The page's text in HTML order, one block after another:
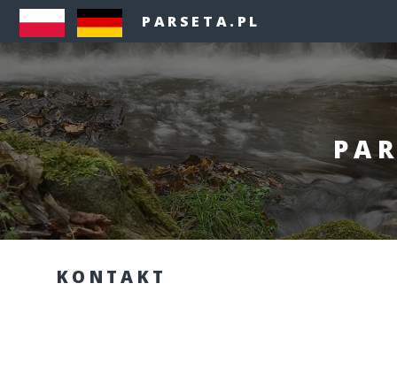
PARSETA.PL
KONTAKT